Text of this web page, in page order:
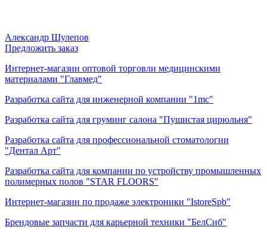
Александр Шулепов
Предложить заказ
Интернет-магазин оптовой торговли медицинскими
материалами "Главмед"
Разработка сайта для инженерной компании "1mc"
Разработка сайта для груминг салона "Пушистая цирюльня"
Разработка сайта для профессиональной стоматологии
"Дентал Арт"
Разработка сайта для компании по устройству промышленных
полимерных полов "STAR FLOORS"
Интернет-магазин по продаже электроники "IstoreSpb"
Брендовые запчасти для карьерной техники "БелСиб"